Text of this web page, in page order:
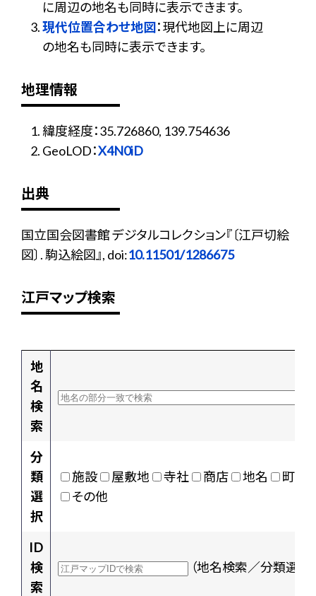
に周辺の地名も同時に表示できます。
現代位置合わせ地図：現代地図上に周辺
の地名も同時に表示できます。
地理情報
緯度経度：35.726860, 139.754636
GeoLOD：X4N0iD
出典
国立国会図書館 デジタルコレクション『〔江戸切絵
図〕. 駒込絵図』, doi:10.11501/1286675
江戸マップ検索
地
名
検
索
分
類
選
択
施設 屋敷地 寺社 商店 地名
町村
その他
ID
検
索
（地名検索／分類選択